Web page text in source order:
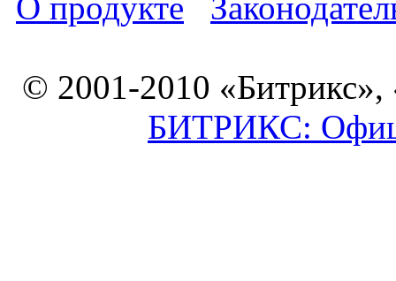
© 2001-2010 «Битрикс»,
БИТРИКС: